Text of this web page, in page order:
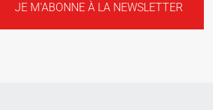
JE M'ABONNE À LA NEWSLETTER